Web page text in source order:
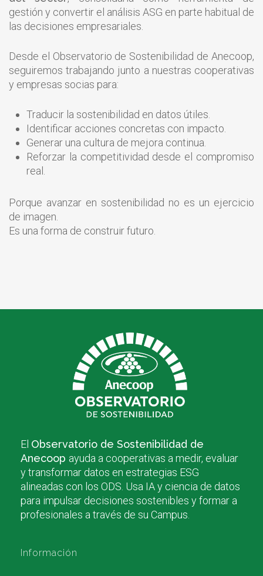
gestión y convertir el análisis ASG en parte habitual de
las decisiones empresariales.
Desde el Observatorio de Sostenibilidad de Anecoop,
seguiremos trabajando junto a nuestras cooperativas
y empresas socias para:
Traducir la sostenibilidad en datos útiles.
Identificar acciones concretas con impacto.
Generar una cultura de mejora continua.
Reforzar la competitividad desde el compromiso
real.
Porque avanzar en sostenibilidad no es un ejercicio
de imagen.
Es una forma de construir futuro.
El Observatorio de Sostenibilidad de
Anecoop ayuda a cooperativas a medir, evaluar
y transformar datos en estrategias ESG
alineadas con los ODS. Usa IA y ciencia de datos
para impulsar decisiones sostenibles y formar a
profesionales a través de su Campus.
Información